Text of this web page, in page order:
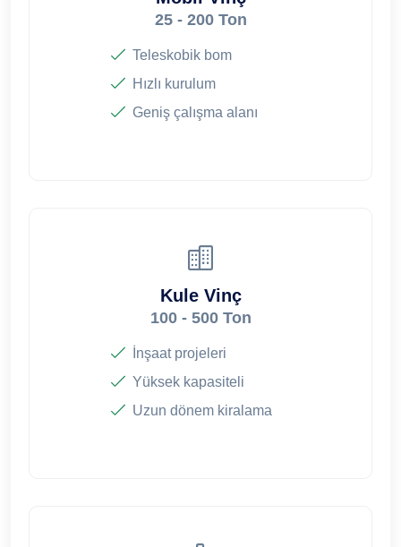
25 - 200 Ton
Teleskobik bom
Hızlı kurulum
Geniş çalışma alanı
Kule Vinç
100 - 500 Ton
İnşaat projeleri
Yüksek kapasiteli
Uzun dönem kiralama